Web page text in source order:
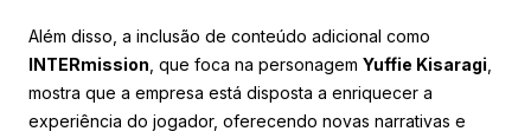
Além disso, a inclusão de conteúdo adicional como
INTERmission , que foca na personagem Yuffie Kisaragi
mostra que a empresa está disposta a enriquecer a
experiência do jogador, oferecendo novas narrativas e